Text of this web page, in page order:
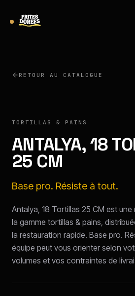
RETOUR AU CATALOGUE
TORTILLAS & PAINS
ANTALYA, 18
25 CM
Base pro. Résiste à tout.
Antalya, 18 Tortillas 25 CM est
la gamme tortillas & pains,
la restauration rapide. Base pro.
équipe peut vous orienter selon
volumes et vos contraintes de